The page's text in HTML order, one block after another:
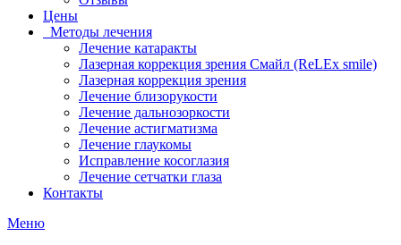
Цены
Методы лечения
Лечение катаракты
Лазерная коррекция зрения Смайл (ReLEx smile)
Лазерная коррекция зрения
Лечение близорукости
Лечение дальнозоркости
Лечение астигматизма
Лечение глаукомы
Исправление косоглазия
Лечение сетчатки глаза
Контакты
Меню